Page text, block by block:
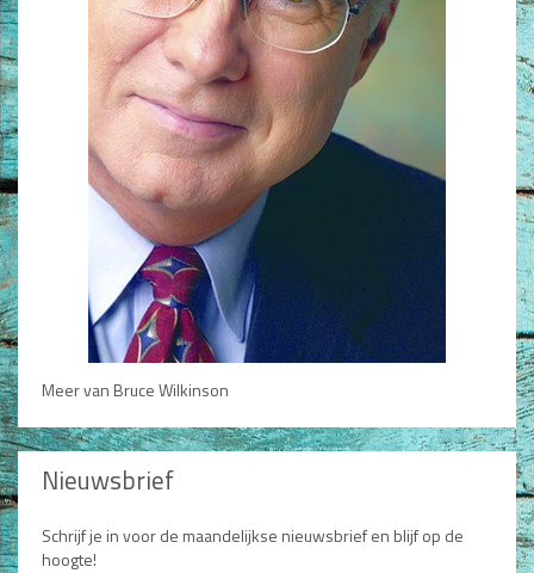
Meer van Bruce Wilkinson
Nieuwsbrief
Schrijf je in voor de maandelijkse nieuwsbrief en blijf op de
hoogte!